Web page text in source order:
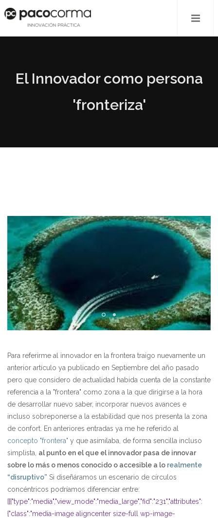
El Innovador como persona
'fronteriza'
Para referirme al innovador en la frontera traigo nuevamente un
anterior artículo ya publicado en Septiembre del año pasado
pero que considero de actualidad habida cuenta de la constante
referencia a la "frontera" como zona a la que dirigirse a la hora
de desarrollar nuevo saber, incorporar nuevos avances e
incluso sobreponerse a la estabilidad que nos presenta la zona
de confort. En anteriores entradas ya me he referido al
concepto "frontera" y que asimilaba, de forma sencilla incluso
simplista, al punto en el que el innovador pasa de innovar
sobre lo más o menos conocido o accesible a lo realmente
“disruptivo” Si diseñáramos un escenario de círculos
concéntricos podríamos diferenciar entre:
[[{"type":"media","view_mode":"media_large","fid":"231","attributes":
{"class":"media-image aligncenter size-full wp-image-